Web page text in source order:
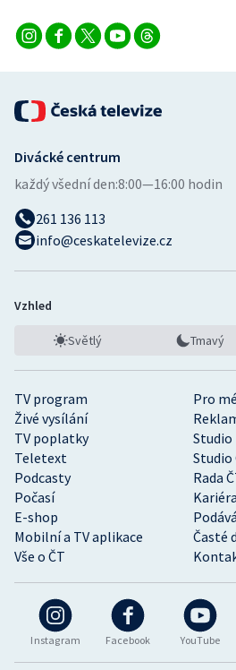
Volejbal
Instagram Facebook YouTube
TV program
Pro
Živé vysílání
TV poplatky
Studio
Teletext
Studio
Podcasty
Rada
Počasí
Kariéra
E-shop
Mobilní a TV aplikace
Časté
Vše o ČT
Divácké centrum
každý všední den:8:00—16:00 hodin
261 136 113
info@ceskatelevize.cz
Vzhled
Světlý Tmavý